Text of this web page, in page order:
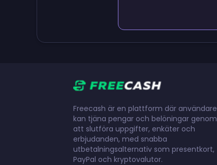
Freecash är en plattform där användare
kan tjäna pengar och belöningar genom
att slutföra uppgifter, enkäter och
erbjudanden, med snabba
utbetalningsalternativ som presentkort,
PayPal och kryptovalutor.